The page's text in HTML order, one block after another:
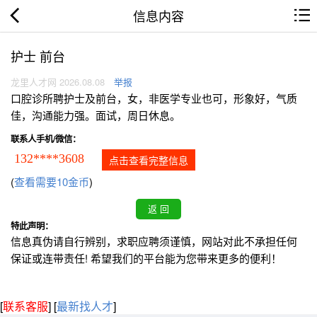
信息内容
护士 前台
龙里人才网 2026.08.08 举报
口腔诊所聘护士及前台，女，非医学专业也可，形象好，气质
佳，沟通能力强。面试，周日休息。
联系人手机/微信：
132****3608 点击查看完整信息
(查看需要10金币)
特此声明：
信息真伪请自行辨别，求职应聘须谨慎，网站对此不承担任何
保证或连带责任! 希望我们的平台能为您带来更多的便利！
[联系客服] [最新找人才]